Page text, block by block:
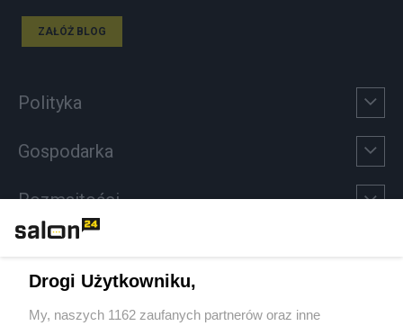
ZAŁÓŻ BLOG
Polityka
Gospodarka
Rozmaitości
Sport
Drogi Użytkowniku,
My, naszych 1162 zaufanych partnerów oraz inne